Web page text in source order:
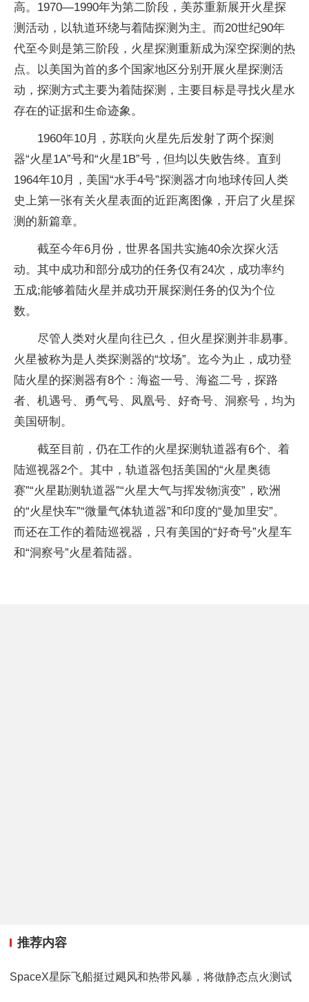
高。1970—1990年为第二阶段，美苏重新展开火星探
测活动，以轨道环绕与着陆探测为主。而20世纪90年
代至今则是第三阶段，火星探测重新成为深空探测的热
点。以美国为首的多个国家地区分别开展火星探测活
动，探测方式主要为着陆探测，主要目标是寻找火星水
存在的证据和生命迹象。
1960年10月，苏联向火星先后发射了两个探测
器“火星1A”号和“火星1B”号，但均以失败告终。直到
1964年10月，美国“水手4号”探测器才向地球传回人类
史上第一张有关火星表面的近距离图像，开启了火星探
测的新篇章。
截至今年6月份，世界各国共实施40余次探火活
动。其中成功和部分成功的任务仅有24次，成功率约
五成;能够着陆火星并成功开展探测任务的仅为个位
数。
尽管人类对火星向往已久，但火星探测并非易事。
火星被称为是人类探测器的“坟场”。迄今为止，成功登
陆火星的探测器有8个：海盗一号、海盗二号，探路
者、机遇号、勇气号、凤凰号、好奇号、洞察号，均为
美国研制。
截至目前，仍在工作的火星探测轨道器有6个、着
陆巡视器2个。其中，轨道器包括美国的“火星奥德
赛”“火星勘测轨道器”“火星大气与挥发物演变”，欧洲
的“火星快车”“微量气体轨道器”和印度的“曼加里安”。
而还在工作的着陆巡视器，只有美国的“好奇号”火星车
和“洞察号”火星着陆器。
推荐内容
SpaceX星际飞船挺过飓风和热带风暴，将做静态点火测试